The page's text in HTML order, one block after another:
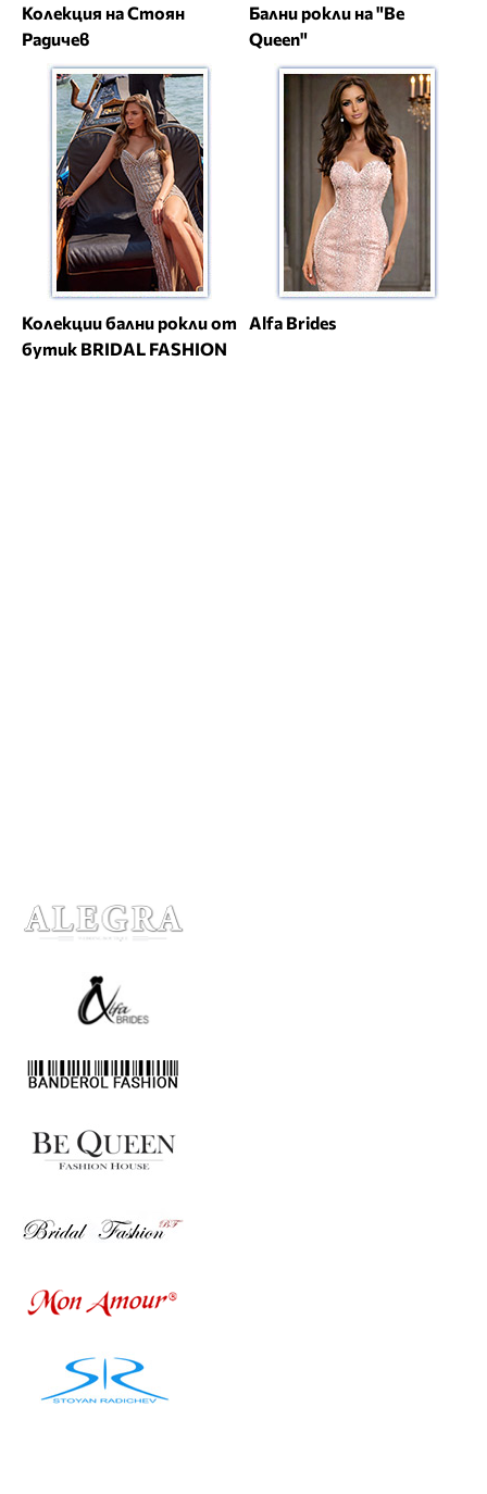
Колекция на Стоян
Радичев
Бални рокли на "Be
Queen"
Колекции бални рокли от
бутик BRIDAL FASHION
Alfa Brides